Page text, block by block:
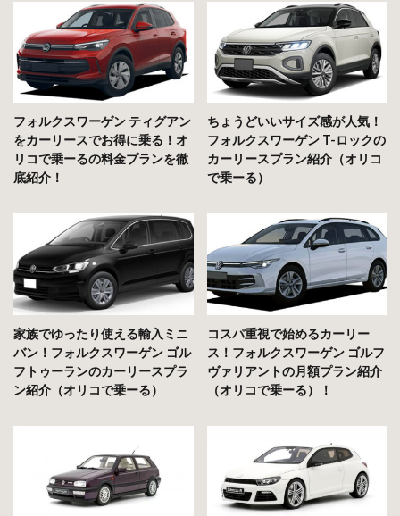
フォルクスワーゲン ティグアン
をカーリースでお得に乗る！オ
リコで乗ーるの料金プランを徹
底紹介！
ちょうどいいサイズ感が人気！
フォルクスワーゲン T-ロックの
カーリースプラン紹介（オリコ
で乗ーる）
家族でゆったり使える輸入ミニ
バン！フォルクスワーゲン ゴル
フトゥーランのカーリースプラ
ン紹介（オリコで乗ーる）
コスパ重視で始めるカーリー
ス！フォルクスワーゲン ゴルフ
ヴァリアントの月額プラン紹介
（オリコで乗ーる）！